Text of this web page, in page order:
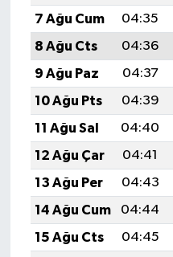
7 Ağu Cum
04:35
8 Ağu Cts
04:36
9 Ağu Paz
04:37
10 Ağu Pts
04:39
11 Ağu Sal
04:40
12 Ağu Çar
04:41
13 Ağu Per
04:43
14 Ağu Cum
04:44
15 Ağu Cts
04:45